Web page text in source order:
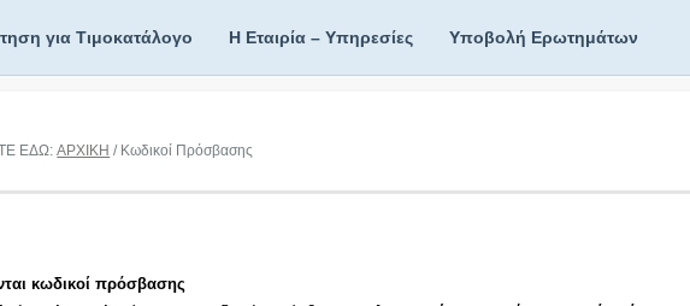
για Τιμοκατάλογο Η Εταιρία – Υπηρεσίες Υποβολή Ερωτημάτων
ΕΔΩ:ΑΡΧΙΚΗ / Κωδικοί Πρόσβασης
κωδικοί πρόσβασης